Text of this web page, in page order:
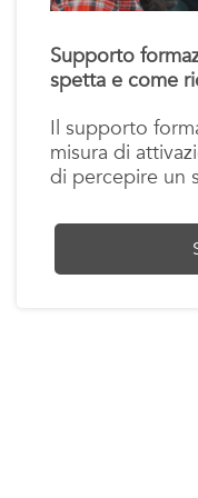
Supporto
spetta e come
Il supporto
misura di
di percepire un